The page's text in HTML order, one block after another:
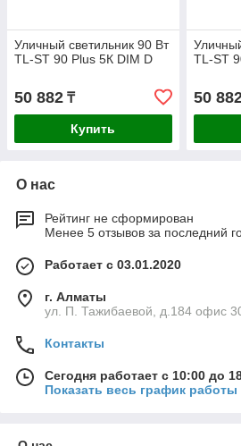
Уличный светильник 90 Вт
TL-ST 90 Plus 5К DIM D
50 882 ₸
Купить
TL-ST
50
О нас
Рейтинг не сформирован
Менее 5 отзывов за последний
Работает с 03.01.2020
г. Алматы
ул. П. Тажибаевой, д.184 офис
Контакты
Сегодня работает с 10:00 до
Показать весь график работы